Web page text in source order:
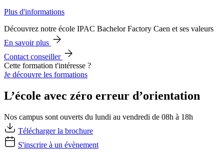
Plus d'informations
Découvrez notre école IPAC Bachelor Factory Caen et ses valeurs
En savoir plus
Contact conseiller
Cette formation t'intéresse ?
Je découvre les formations
L’école avec zéro erreur d’orientation
Nos campus sont ouverts du lundi au vendredi de 08h à 18h
Télécharger la brochure
S'inscrire à un évènement